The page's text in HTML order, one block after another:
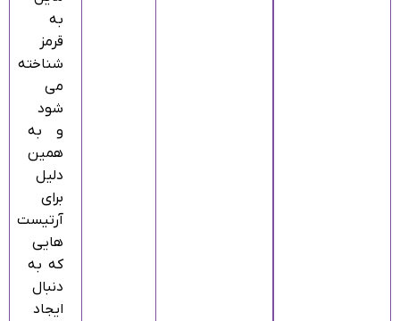
به
قرمز
شناخته
می‌
شود
و به
همین
دلیل
برای
آرتیست‌
هایی
که به‌
دنبال
ایجاد